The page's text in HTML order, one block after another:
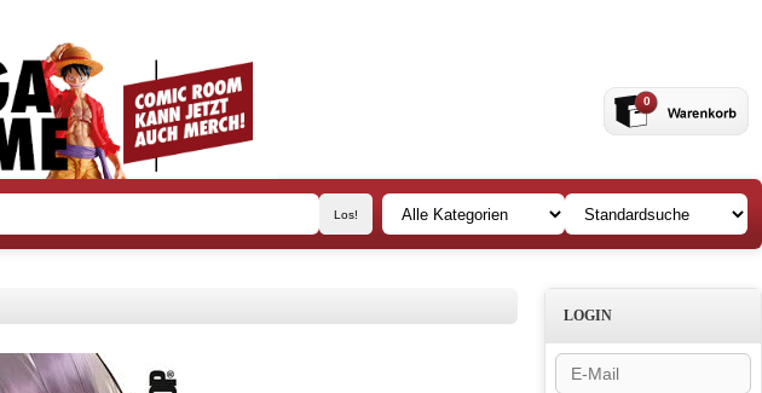
0
LOGIN